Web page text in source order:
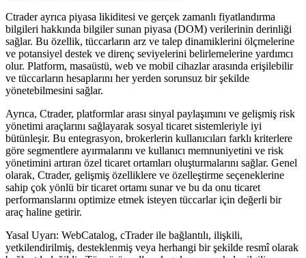
Ctrader ayrıca piyasa likiditesi ve gerçek zamanlı fiyatlandırma
bilgileri hakkında bilgiler sunan piyasa (DOM) verilerinin derinliği
sağlar. Bu özellik, tüccarların arz ve talep dinamiklerini ölçmelerine
ve potansiyel destek ve direnç seviyelerini belirlemelerine yardımcı
olur. Platform, masaüstü, web ve mobil cihazlar arasında erişilebilir
ve tüccarların hesaplarını her yerden sorunsuz bir şekilde
yönetebilmesini sağlar.
Ayrıca, Ctrader, platformlar arası sinyal paylaşımını ve gelişmiş risk
yönetimi araçlarını sağlayarak sosyal ticaret sistemleriyle iyi
bütünleşir. Bu entegrasyon, brokerlerin kullanıcıları farklı kriterlere
göre segmentlere ayırmalarını ve kullanıcı memnuniyetini ve risk
yönetimini artıran özel ticaret ortamları oluşturmalarını sağlar. Genel
olarak, Ctrader, gelişmiş özelliklere ve özelleştirme seçeneklerine
sahip çok yönlü bir ticaret ortamı sunar ve bu da onu ticaret
performanslarını optimize etmek isteyen tüccarlar için değerli bir
araç haline getirir.
Yasal Uyarı: WebCatalog, cTrader ile bağlantılı, ilişkili,
yetkilendirilmiş, desteklenmiş veya herhangi bir şekilde resmî olarak